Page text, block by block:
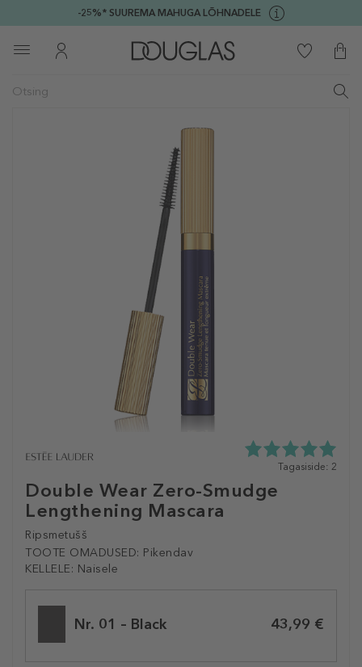
-25%* SUUREMA MAHUGA LÕHNADELE
Double Wear Zero-Smudge
Lengthening Mascara
Ripsmetušš
TOOTE OMADUSED: Pikendav
KELLELE: Naisele
5.0
Tagasiside: 2
variationNr. 01 – Black 43,99 €